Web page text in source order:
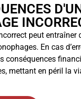
peut entraîner
En cas
conséquences
mettant en péril la